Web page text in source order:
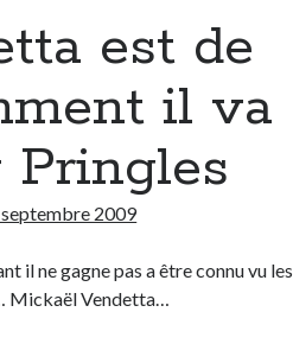
est de
il va
Pringles
2009
il ne gagne pas a être connu vu les
Mickaël Vendetta…